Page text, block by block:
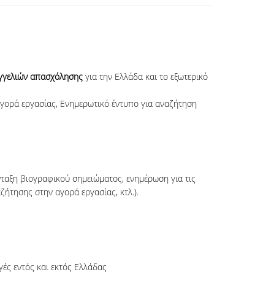
απασχόλησηςγια την Ελλάδα και το εξωτερικό
εργασίας, Ενημερωτικό έντυπο για αναζήτηση
βιογραφικού σημειώματος, ενημέρωση για τις
στην αγορά εργασίας, κτλ.).
εντός και εκτός Ελλάδας